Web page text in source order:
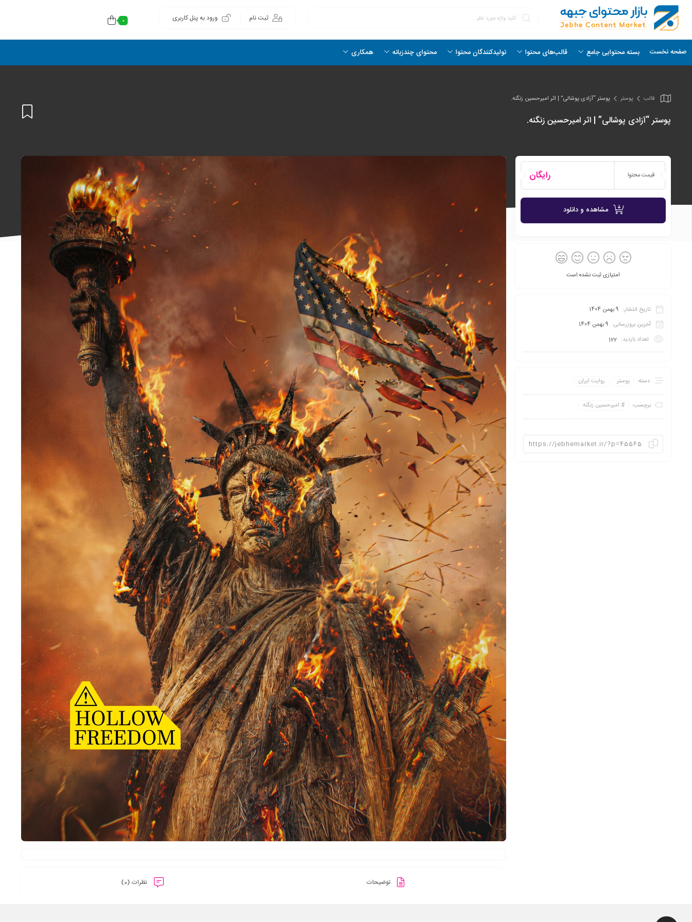
ثبت نام ورود به پنل کاربری 0
صفحه نخست بسته محتوایی جامع قالب‌های محتوا تولیدکنندگان محتوا محتوای چندزبانه همکاری
قالب پوستر پوستر “آزادی پوشالی” | اثر امیرحسین زنگنه.
پوستر “آزادی پوشالی” | اثر امیرحسین زنگنه.
توضیحات نظرات (0)
قیمت محتوا رایگان
مشاهده و دانلود
امتیازی ثبت نشده است
تاریخ انتشار: 9 بهمن 1404
آخرین بروزرسانی: 9 بهمن 1404
تعداد بازدید: 122
دسته: پوستر روایت ایران
برچسب: امیرحسین زنگنه